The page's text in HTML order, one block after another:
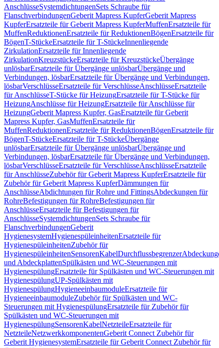
AnschlüsseSystemdichtungenSets Schraube für
FlanschverbindungenGeberit Mapress KupferGeberit Mapress
KupferErsatzteile für Geberit Mapress KupferMuffenErsatzteile für
MuffenReduktionenErsatzteile für ReduktionenBögenErsatzteile für
BögenT-StückeErsatzteile für T-StückeInnenliegende
ZirkulationErsatzteile für Innenliegende
ZirkulationKreuzstückeErsatzteile für KreuzstückeÜbergänge
unlösbarErsatzteile für Übergänge unlösbarÜbergänge und
Verbindungen, lösbarErsatzteile für Übergänge und Verbindungen,
lösbarVerschlüsseErsatzteile für VerschlüsseAnschlüsseErsatzteile
für AnschlüsseT-Stücke für HeizungErsatzteile für T-Stücke für
HeizungAnschlüsse für HeizungErsatzteile für Anschlüsse für
HeizungGeberit Mapress Kupfer, GasErsatzteile für Geberit
Mapress Kupfer, GasMuffenErsatzteile für
MuffenReduktionenErsatzteile für ReduktionenBögenErsatzteile für
BögenT-StückeErsatzteile für T-StückeÜbergänge
unlösbarErsatzteile für Übergänge unlösbarÜbergänge und
Verbindungen, lösbarErsatzteile für Übergänge und Verbindungen,
lösbarVerschlüsseErsatzteile für VerschlüsseAnschlüsseErsatzteile
für AnschlüsseZubehör für Geberit Mapress KupferErsatzteile für
Zubehör für Geberit Mapress KupferDämmungen für
AnschlüsseAbdichtungen für Rohre und FittingsAbdeckungen für
RohreBefestigungen für RohreBefestigungen für
AnschlüsseErsatzteile für Befestigungen für
AnschlüsseSystemdichtungenSets Schraube für
FlanschverbindungenGeberit
HygienesystemHygienespüleinheitenErsatzteile für
HygienespüleinheitenZubehör für
HygienespüleinheitenSensorenKabelDurchflussbegrenzer
und AbdeckplattenSpülkästen und WC-Steuerungen mit
HygienespülungErsatzteile für Spülkästen und WC-Steuerungen mit
HygienespülungUP-Spülkästen mit
HygienespülungHygieneeinbaumoduleErsatzteile für
HygieneeinbaumoduleZubehör für Spülkästen und WC-
Steuerungen mit HygienespülungErsatzteile für Zubehör für
Spülkästen und WC-Steuerungen mit
HygienespülungSensorenKabelNetzteileErsatzteile für
NetzteileNetzwerkkomponentenGeberit Connect Zubehör für
Geberit HygienesystemErsatzteile für Geberit Connect Zubehör für